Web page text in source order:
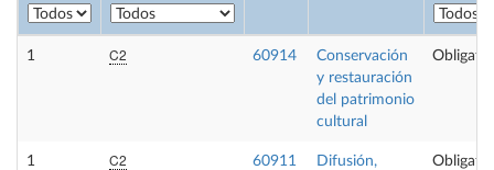
1 C2 60914
Conservación
y restauración
del patrimonio
cultural
1 C2 60911
Difusión,